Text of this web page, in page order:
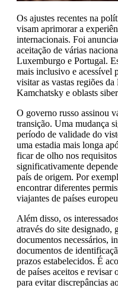
Os ajustes recentes na
visam aprimorar a
internacionais. Foi
aceitação de várias
Luxemburgo e Portugal.
mais inclusivo e acessível
visitar as vastas regiões
Kamchatsky e oblasts
O governo russo assinou
transição. Uma mudança
período de validade do
uma estadia mais longa
ficar de olho nos
significativamente
país de origem. Por
encontrar diferentes
viajantes de países
Além disso, os
através do site designado,
documentos necessários,
documentos de
prazos estabelecidos. É
de países aceitos e revisar
para evitar discrepâncias